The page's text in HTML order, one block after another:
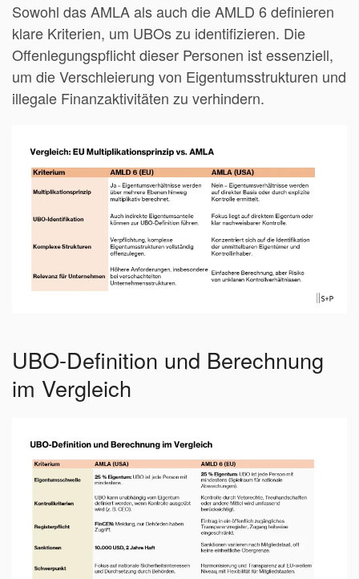
Sowohl das AMLA als auch die AMLD 6 definieren
klare Kriterien, um UBOs zu identifizieren. Die
Offenlegungspflicht dieser Personen ist essenziell,
um die Verschleierung von Eigentumsstrukturen und
illegale Finanzaktivitäten zu verhindern.
UBO-Definition und Berechnung
im Vergleich